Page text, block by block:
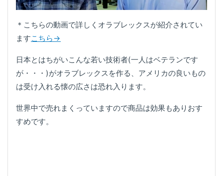
＊こちらの動画で詳しくオラブレックスが紹介されてい
ますこちら→
日本とはちがいこんな若い技術者(一人はベテランです
が・・・)がオラブレックスを作る、アメリカの良いもの
は受け入れる懐の広さは恐れ入ります。
世界中で売れまくっていますので商品は効果もありおす
すめです。